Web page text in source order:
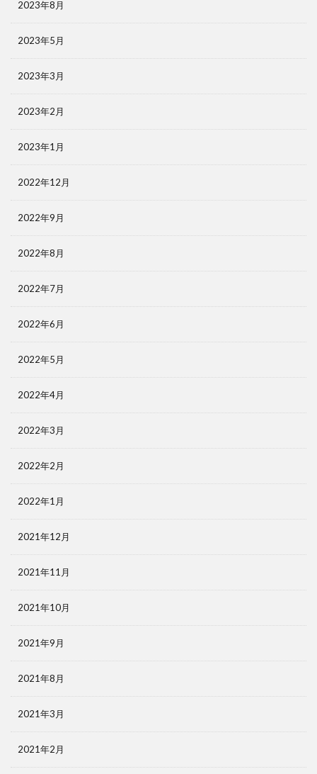
2023年8月
2023年5月
2023年3月
2023年2月
2023年1月
2022年12月
2022年9月
2022年8月
2022年7月
2022年6月
2022年5月
2022年4月
2022年3月
2022年2月
2022年1月
2021年12月
2021年11月
2021年10月
2021年9月
2021年8月
2021年3月
2021年2月